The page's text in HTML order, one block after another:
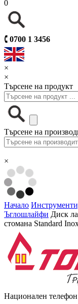
0
🕻 0700 1 3456
×
×
Търсене на продукт
Търсене на
×
Начало
Ъглошлайфи Диск
стомана Standard
Национален телефон